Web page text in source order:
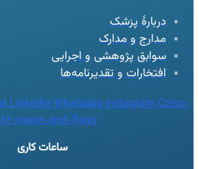
دربارهٔ پزشک
مدارج و مدارک
سوابق پژوهشی و اجرایی
افتخارات و تقدیرنامه‌ها
LinkedinWhatsappInstagramCzico-
maps-and-flags
ساعات کاری